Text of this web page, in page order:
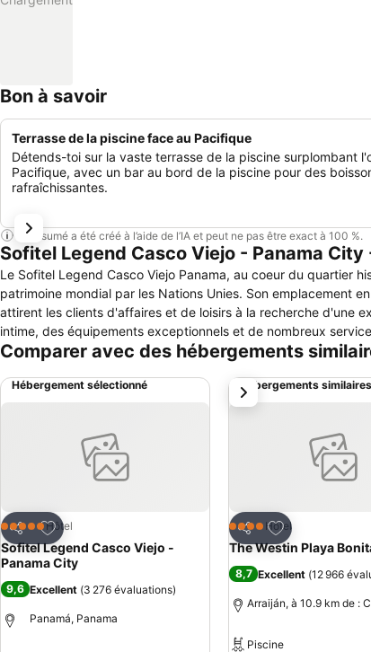
Bon à savoir
Terrasse de la piscine face au Pacifique
Détends-toi sur la vaste terrasse de la piscine surplombant
Pacifique, avec un bar au bord de la piscine pour des
rafraîchissantes.
Ce résumé a été créé à l’aide de l’IA et peut ne pas être exact à 100 %.
Sofitel Legend Casco Viejo - Panama City
Le Sofitel Legend Casco Viejo Panama, au coeur du quartier
patrimoine mondial par les Nations Unies. Son emplacement
attirent les clients d'affaires et de loisirs à la recherche d'une
intime, des équipements exceptionnels et de nombreux
Comparer avec des hébergements
Hébergement sélectionné
Partager
Ajouter à mes favoris
5 Étoiles Hôtel
Sofitel Legend Casco Viejo -
Panama City
9,6 Excellent (3 276 évaluations)
Panamá, Panama
Hébergements similaires
Partager
Ajouter à mes
4 ÉtoilesHôtel
The Westin Playa
8,7 Excellent (12 966
Arraiján, à 10.9 km de :
Piscine
suivant